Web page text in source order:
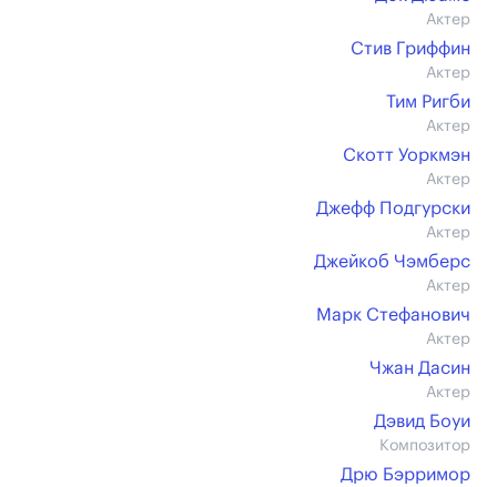
Актер
Стив Гриффин
Актер
Тим Ригби
Актер
Скотт Уоркмэн
Актер
Джефф Подгурски
Актер
Джейкоб Чэмберс
Актер
Марк Стефанович
Актер
Чжан Дасин
Актер
Дэвид Боуи
Композитор
Дрю Бэрримор